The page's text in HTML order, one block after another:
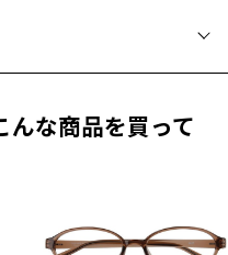
は こちら
ルのメガネケースとメガネ拭
ちら
保証
券」をお選びのうえ、
買い求めください。
レンズ交換券」はお選び
んな商品を買って